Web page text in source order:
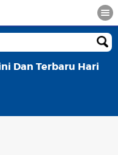
Dan Terbaru Hari